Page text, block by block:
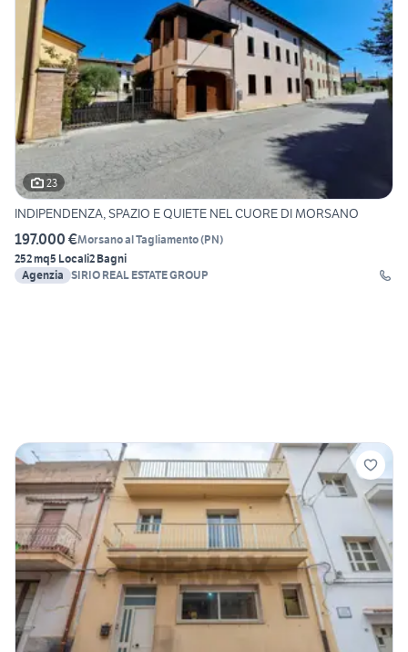
23
INDIPENDENZA, SPAZIO E QUIETE NEL CUORE DI MORSANO
197.000 €Morsano al Tagliamento(PN)
252 mq5 Locali2 Bagni
Agenzia SIRIO REAL ESTATE GROUP